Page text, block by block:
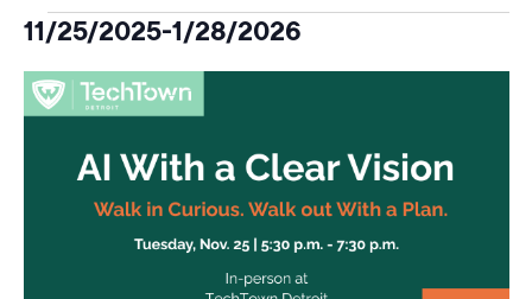
Eventos
11/25/2025-1/28/2026
data.
Lista
eventos